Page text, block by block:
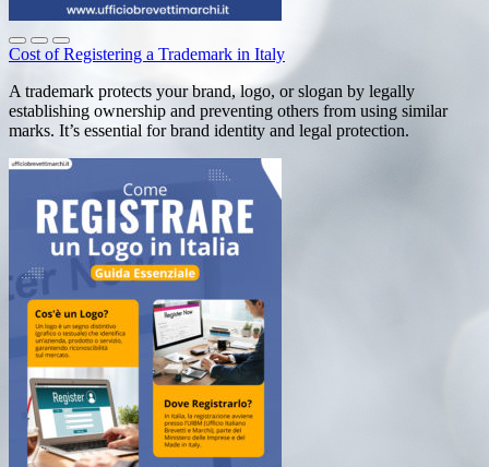
Cost of Registering a Trademark in Italy
A trademark protects your brand, logo, or slogan by legally
establishing ownership and preventing others from using similar
marks. It’s essential for brand identity and legal protection.